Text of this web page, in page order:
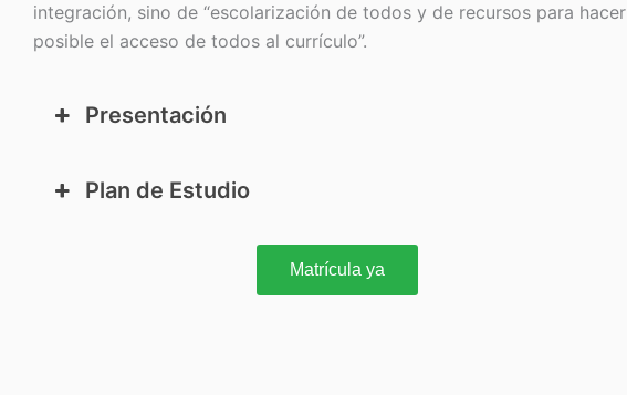
integración, sino de “escolarización de todos y de recursos para hacer
posible el acceso de todos al currículo”.
Presentación
Plan de Estudio
Matrícula ya